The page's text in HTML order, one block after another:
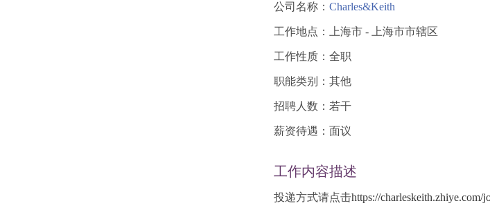
公司名称： Charles&Keith
工作地点：上海市 - 上海市市辖区
工作性质：全职
职能类别：其他
招聘人数：若干
薪资待遇：面议
工作内容描述
投递方式请点击https://charleskeith.zhiye.com/